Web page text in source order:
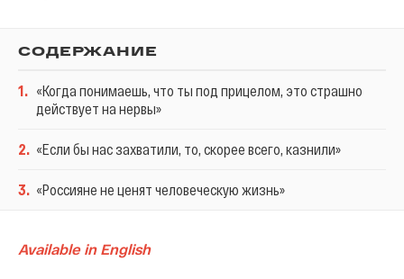
СОДЕРЖАНИЕ
1. «Когда понимаешь, что ты под прицелом, это страшно
действует на нервы»
2. «Если бы нас захватили, то, скорее всего, казнили»
3. «Россияне не ценят человеческую жизнь»
Available in English